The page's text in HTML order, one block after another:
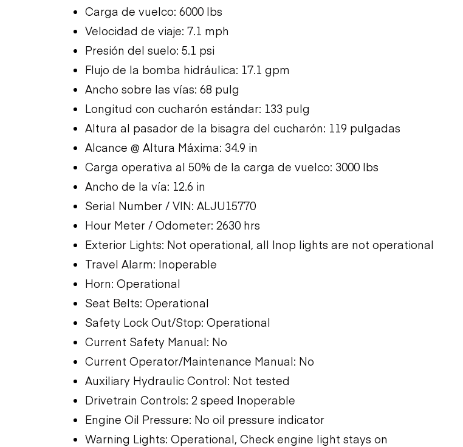
Carga de vuelco: 6000 lbs
Velocidad de viaje: 7.1 mph
Presión del suelo: 5.1 psi
Flujo de la bomba hidráulica: 17.1 gpm
Ancho sobre las vías: 68 pulg
Longitud con cucharón estándar: 133 pulg
Altura al pasador de la bisagra del cucharón: 119 pulgadas
Alcance @ Altura Máxima: 34.9 in
Carga operativa al 50% de la carga de vuelco: 3000 lbs
Ancho de la vía: 12.6 in
Serial Number / VIN: ALJU15770
Hour Meter / Odometer: 2630 hrs
Exterior Lights: Not operational, all Inop lights are not operational
Travel Alarm: Inoperable
Horn: Operational
Seat Belts: Operational
Safety Lock Out/Stop: Operational
Current Safety Manual: No
Current Operator/Maintenance Manual: No
Auxiliary Hydraulic Control: Not tested
Drivetrain Controls: 2 speed Inoperable
Engine Oil Pressure: No oil pressure indicator
Warning Lights: Operational, Check engine light stays on